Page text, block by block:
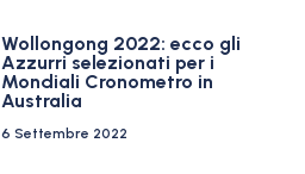
Wollongong 2022: ecco gli
Azzurri selezionati per i
Mondiali Cronometro in
Australia
6 Settembre 2022